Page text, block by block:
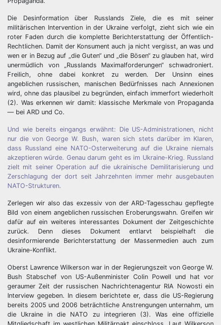
Die Desinformation über Russlands Ziele, die es mit seiner
militärischen Intervention in der Ukraine verfolgt, zieht sich wie ein
roter Faden durch die komplette Berichterstattung der Öffentlich-
Rechtlichen. Damit der Konsument auch ja nicht vergisst, an was und
wen er in Bezug auf „die Guten“ und „die Bösen“ zu glauben hat, wird
unermüdlich von „Russlands Maximalforderungen“ schwadroniert.
Freilich, ohne dabei konkret zu werden. Der Unsinn eines
angeblichen russischen, manischen Bedürfnisses nach Annexionen
wird, ohne das plausibel zu begründen, einfach immerfort wiederholt
(2). Was erkennen wir damit: klassische Merkmale von Propaganda
— bei ARD und Co.
Und wie bereits eingangs erwähnt: Die US-Administrationen, nicht
nur die von George W. Bush, waren sich stets darüber im Klaren,
dass Russland eine NATO-Osterweiterung auf die Ukraine niemals
akzeptieren würde. Genau darum geht es im Ukraine-Krieg. Russland
zielt mit seiner Operation auf die ukrainische Demilitarisierung und
Zerschlagung der dort seit Jahrzehnten immer mehr ausgebauten
NATO-Strukturen.
Zerlegen wir also das exzessiv von der ARD-Tagesschau gepflegte
Bild von einem angeblichen russischen Eroberungswahn. Greifen wir
dafür auf ein weiteres interessantes Dokument der Zeitgeschichte
zurück. Denn dieses Dokument entlarvt beispielhaft die
desinformierende Berichterstattung der Massenmedien auch zum
Ukraine-Konflikt.
Oberst Lawrence Wilkerson war in der Regierungszeit von George W.
Bush Stabschef von US-Außenminister Colin Powell und hat vor
geraumer Zeit der russischen Nachrichtenagentur RIA Nowosti ein
Interview gegeben. In diesem berichtete er, dass die US-Regierung
bereits 2005 und 2006 beträchtliche Anstrengungen unternahm, um
die Ukraine in die NATO zu integrieren (3). Was eine offizielle